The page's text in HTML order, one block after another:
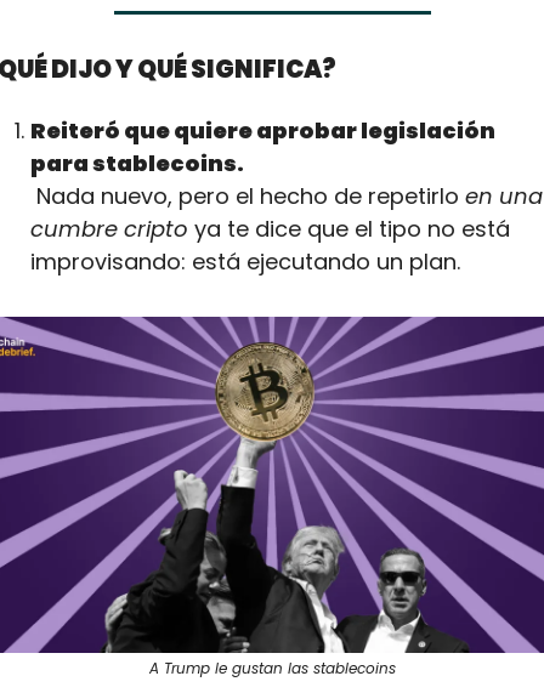
DIJO Y QUÉ SIGNIFICA?
Reiteró que quiere aprobar legislación
para stablecoins.
Nada nuevo, pero el hecho de repetirlo en una
cumbre cripto ya te dice que el tipo no está
improvisando: está ejecutando un plan.
A Trump le gustan las stablecoins